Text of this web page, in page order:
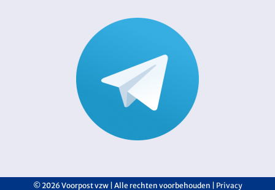
©2026 Voorpost vzw | Alle rechten voorbehouden | Privacy